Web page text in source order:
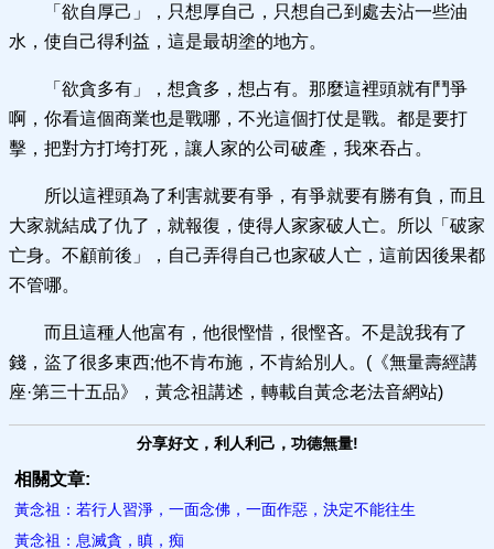
‌「欲自厚己」，只想厚自己，只想自己到處去沾一些油
水，使自己得利益，這是最胡塗的地方。
‌「欲貪多有」，想貪多，想占有。那麼這裡頭就有鬥爭
啊，你看這個商業也是戰哪，不光這個打仗是戰。都是要打
擊，把對方打垮打死，讓人家的公司破產，我來吞占。
所以這裡頭為了利害就要有爭，有爭就要有勝有負，而且
大家就結成了仇了，就報復，使得人家家破人亡。所以‌「破家
亡身。不顧前後」，自己弄得自己也家破人亡，這前因後果都
不管哪。
而且這種人他富有，他很慳惜，很慳吝。不是說我有了
錢，盜了很多東西;他不肯布施，不肯給別人。(《無量壽經講
座·第三十五品》，黃念祖講述，轉載自黃念老法音網站)
分享好文，利人利己，功德無量!
相關文章:
黃念祖：若行人習淨，一面念佛，一面作惡，決定不能往生
黃念祖：息滅貪，瞋，痴